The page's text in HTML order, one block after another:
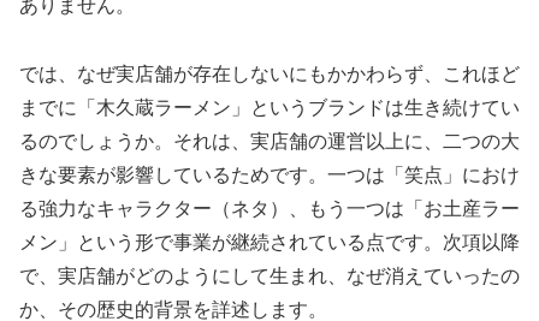
ありません。
では、なぜ実店舗が存在しないにもかかわらず、これほど
までに「木久蔵ラーメン」というブランドは生き続けてい
るのでしょうか。それは、実店舗の運営以上に、二つの大
きな要素が影響しているためです。一つは「笑点」におけ
る強力なキャラクター（ネタ）、もう一つは「お土産ラー
メン」という形で事業が継続されている点です。次項以降
で、実店舗がどのようにして生まれ、なぜ消えていったの
か、その歴史的背景を詳述します。